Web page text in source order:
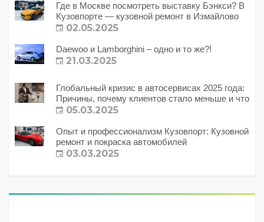
Где в Москве посмотреть выставку Бэнкси? В
Кузовпорте — кузовной ремонт в Измайлово
02.05.2025
Daewoo и Lamborghini – одно и то же?!
21.03.2025
Глобальный кризис в автосервисах 2025 года:
Причины, почему клиентов стало меньше и что
с этим делать?
05.03.2025
Опыт и профессионализм Кузовпорт: Кузовной
ремонт и покраска автомобилей
03.03.2025